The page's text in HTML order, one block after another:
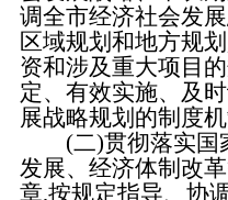
调全市经济社会发
区域规划和地方规
资和涉及重大项目
定、有效实施、及
展战略规划的制度机
(二)贯彻落实国
发展、经济体制改
章,按规定指导、协